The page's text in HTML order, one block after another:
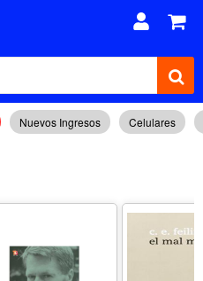
Nuevos Ingresos Celulares